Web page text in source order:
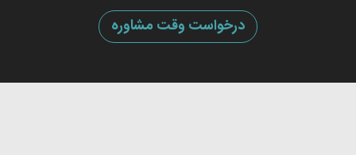
درخواست وقت مشاوره